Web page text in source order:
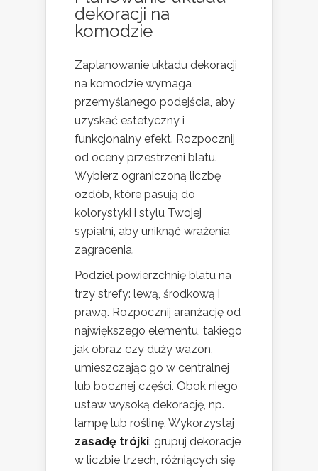
dekoracji na
komodzie
Zaplanowanie układu dekoracji
na komodzie wymaga
przemyślanego podejścia, aby
uzyskać estetyczny i
funkcjonalny efekt. Rozpocznij
od oceny przestrzeni blatu.
Wybierz ograniczoną liczbę
ozdób, które pasują do
kolorystyki i stylu Twojej
sypialni, aby uniknąć wrażenia
zagracenia.
Podziel powierzchnię blatu na
trzy strefy: lewą, środkową i
prawą. Rozpocznij aranżację od
największego elementu, takiego
jak obraz czy duży wazon,
umieszczając go w centralnej
lub bocznej części. Obok niego
ustaw wysoką dekorację, np.
lampę lub roślinę. Wykorzystaj
zasadę trójki: grupuj dekoracje
w liczbie trzech, różniących się